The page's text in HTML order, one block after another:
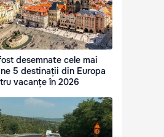
desemnate cele mai
5 destinații din Europa
vacanțe în 2026